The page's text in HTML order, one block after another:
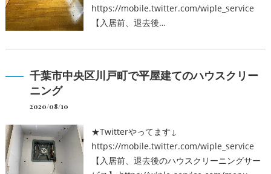
https://mobile.twitter.com/wiple_service
【入居前、退去後…
千葉市中央区川戸町で平屋建てのハウスクリー
ニング
2020/08/10
★Twitterやってます↓
https://mobile.twitter.com/wiple_service
【入居前、退去後のハウスクリーニングサー